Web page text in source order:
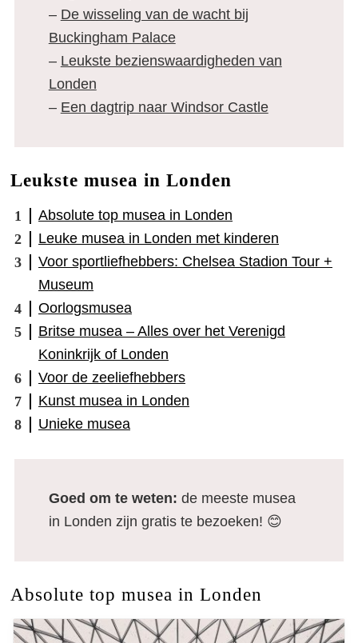
– De wisseling van de wacht bij
Buckingham Palace
– Leukste bezienswaardigheden van
Londen
– Een dagtrip naar Windsor Castle
Leukste musea in Londen
Absolute top musea in Londen
Leuke musea in Londen met kinderen
Voor sportliefhebbers: Chelsea Stadion Tour +
Museum
Oorlogsmusea
Britse musea – Alles over het Verenigd
Koninkrijk of Londen
Voor de zeeliefhebbers
Kunst musea in Londen
Unieke musea
Goed om te weten: de meeste musea
in Londen zijn gratis te bezoeken! 😊
Absolute top musea in Londen